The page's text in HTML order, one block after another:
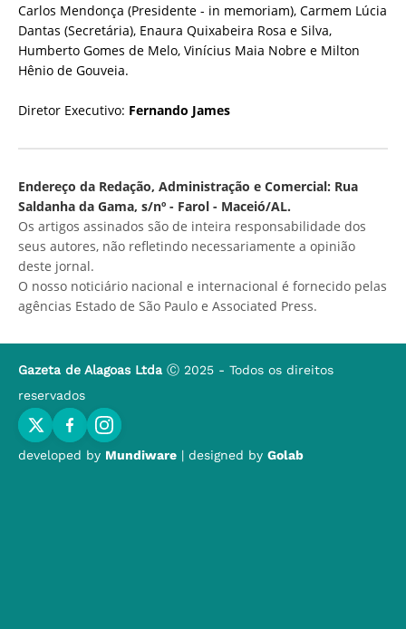
Carlos Mendonça (Presidente - in memoriam), Carmem Lúcia
Dantas (Secretária), Enaura Quixabeira Rosa e Silva,
Humberto Gomes de Melo, Vinícius Maia Nobre e Milton
Hênio de Gouveia.
Diretor Executivo: Fernando James
Endereço da Redação, Administração e Comercial: Rua
Saldanha da Gama, s/nº - Farol - Maceió/AL.
Os artigos assinados são de inteira responsabilidade dos
seus autores, não refletindo necessariamente a opinião
deste jornal.
O nosso noticiário nacional e internacional é fornecido pelas
agências Estado de São Paulo e Associated Press.
Gazeta de Alagoas Ltda Ⓒ 2025 - Todos os direitos
reservados
developed by Mundiware | designed by Golab